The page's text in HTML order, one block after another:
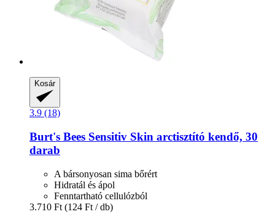
Kosár
3.9 (18)
Burt's Bees Sensitiv Skin arctisztító kendő, 30
darab
A bársonyosan sima bőrért
Hidratál és ápol
Fenntartható cellulózból
3.710 Ft (124 Ft / db)